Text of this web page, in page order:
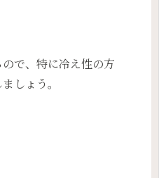
で、特に冷え性の方
しょう。